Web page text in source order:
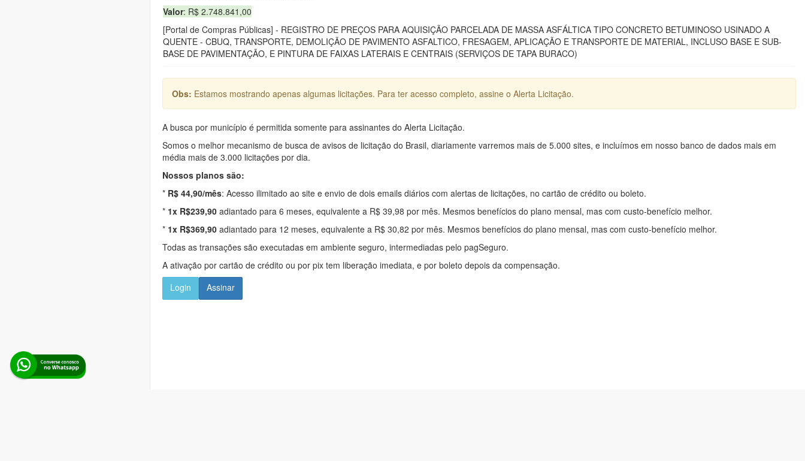
Valor: R$ 2.748.841,00
[Portal de Compras Públicas] - REGISTRO DE PREÇOS PARA AQUISIÇÃO PARCELADA DE MASSA ASFÁLTICA TIPO CONCRETO BETUMINOSO USINADO A
QUENTE - CBUQ, TRANSPORTE, DEMOLIÇÃO DE PAVIMENTO ASFALTICO, FRESAGEM, APLICAÇÃO E TRANSPORTE DE MATERIAL, INCLUSO BASE E SUB-
BASE DE PAVIMENTAÇÃO, E PINTURA DE FAIXAS LATERAIS E CENTRAIS (SERVIÇOS DE TAPA BURACO)
Obs: Estamos mostrando apenas algumas licitações. Para ter acesso completo, assine o Alerta Licitação.
A busca por município é permitida somente para assinantes do Alerta Licitação.
Somos o melhor mecanismo de busca de avisos de licitação do Brasil, diariamente varremos mais de 5.000 sites, e incluímos em nosso banco de dados mais em
média mais de 3.000 licitações por dia.
Nossos planos são:
* R$ 44,90/mês: Acesso ilimitado ao site e envio de dois emails diários com alertas de licitações, no cartão de crédito ou boleto.
* 1x R$239,90 adiantado para 6 meses, equivalente a R$ 39,98 por mês. Mesmos benefícios do plano mensal, mas com custo-benefício melhor.
* 1x R$369,90 adiantado para 12 meses, equivalente a R$ 30,82 por mês. Mesmos benefícios do plano mensal, mas com custo-benefício melhor.
Todas as transações são executadas em ambiente seguro, intermediadas pelo pagSeguro.
A ativação por cartão de crédito ou por pix tem liberação imediata, e por boleto depois da compensação.
Login
Assinar